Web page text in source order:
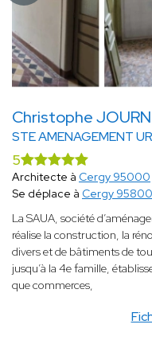
Christophe
STE AMENAGEMENT
5
Architecte à Cergy 95000
Se déplace à Cergy 95800
La SAUA, société
réalise la construction, la
divers et de bâtiments de
jusqu’à la 4e famille,
que commerces,